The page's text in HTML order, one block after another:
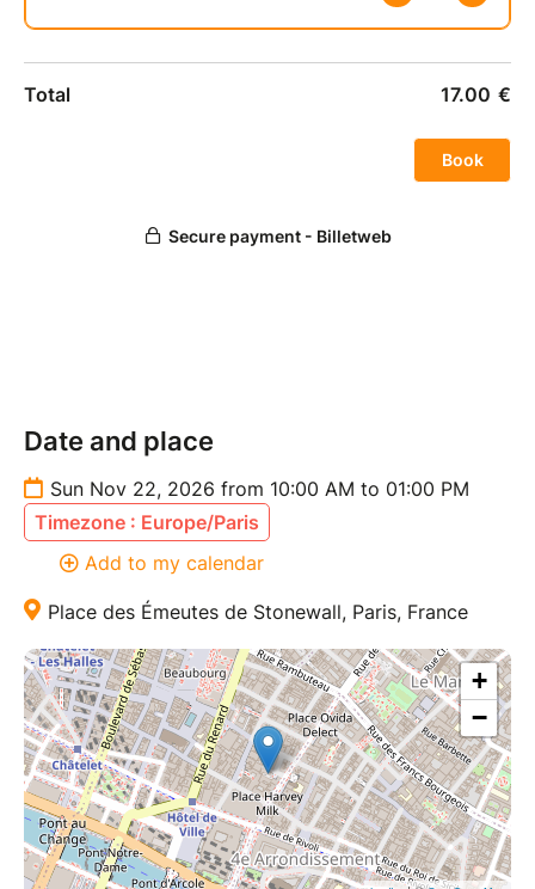
Cela nous mènera au déclin du Marais et à la
Date and place
Sun Nov 22, 2026 from 10:00 AM to 01:00 PM
Timezone : Europe/Paris
Add to my calendar
Place des Émeutes de Stonewall, Paris, France
+
−